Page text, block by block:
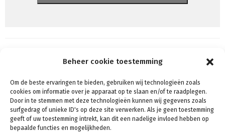
Beheer cookie toestemming
Om de beste ervaringen te bieden, gebruiken wij technologieën zoals
cookies om informatie over je apparaat op te slaan en/of te raadplegen.
Door in te stemmen met deze technologieën kunnen wij gegevens zoals
surfgedrag of unieke ID's op deze site verwerken. Als je geen toestemming
geeft of uw toestemming intrekt, kan dit een nadelige invloed hebben op
bepaalde functies en mogelijkheden.
Algemene voorwaarden
Voorwaarden & condities
Cookiebeleid (EU)
Privacy